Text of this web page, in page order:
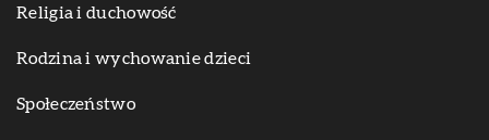
Religia i duchowość
Rodzina i wychowanie dzieci
Społeczeństwo